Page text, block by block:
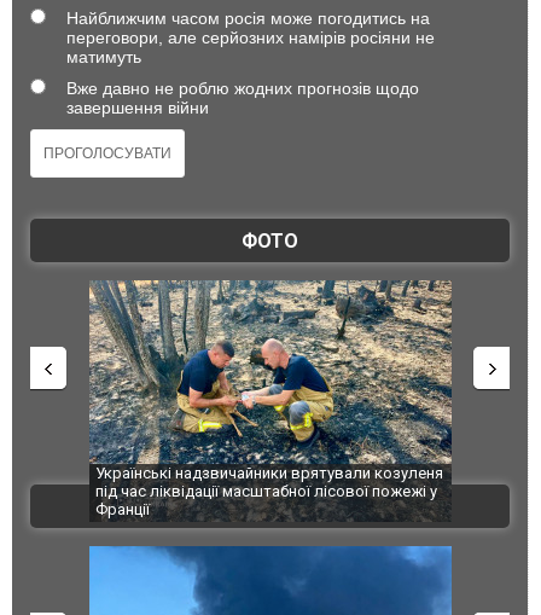
Найближчим часом росія може погодитись на
переговори, але серйозних намірів росіяни не
матимуть
Вже давно не роблю жодних прогнозів щодо
завершення війни
ФОТО
Українські надзвичайники врятували козуленя
під час ліквідації масштабної лісової пожежі у
Франції
СБУ за
Болгарії
ВІДЕО